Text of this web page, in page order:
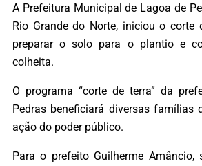
A Prefeitura Municipal de Lagoa de
Rio Grande do Norte, iniciou o corte
preparar o solo para o plantio e
colheita.
O programa “corte de terra” da
Pedras beneficiará diversas famílias
ação do poder público.
Para o prefeito Guilherme Amâncio,